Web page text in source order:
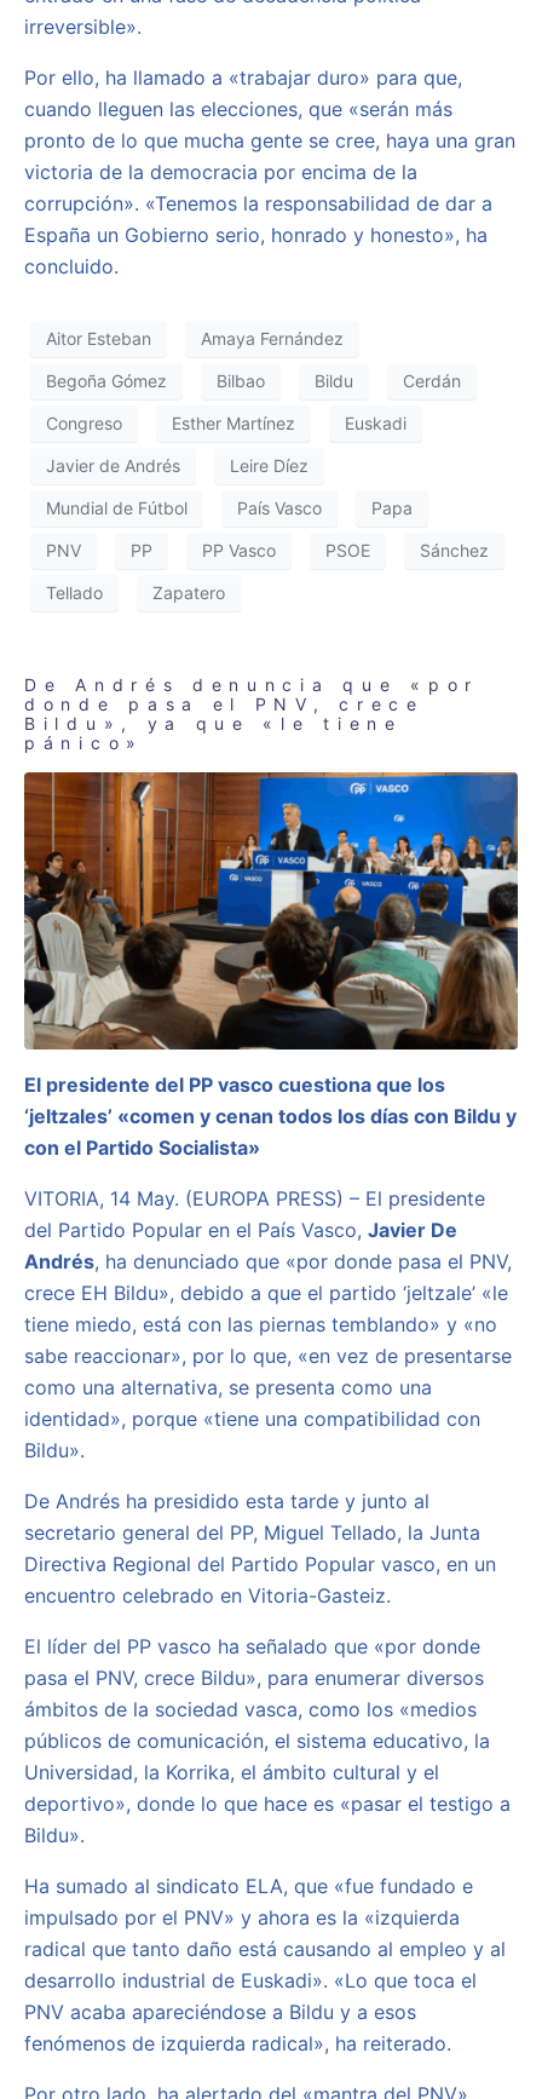
irreversible».
Por ello, ha llamado a «trabajar duro» para que,
cuando lleguen las elecciones, que «serán más
pronto de lo que mucha gente se cree, haya una gran
victoria de la democracia por encima de la
corrupción». «Tenemos la responsabilidad de dar a
España un Gobierno serio, honrado y honesto», ha
concluido.
Aitor Esteban Amaya Fernández
Begoña Gómez Bilbao Bildu Cerdán
Congreso Esther Martínez Euskadi
Javier de Andrés Leire Díez
Mundial de Fútbol País Vasco Papa
PNV PP PP Vasco PSOE Sánchez
Tellado Zapatero
De Andrés denuncia que «por
donde pasa el PNV, crece
Bildu», ya que «le tiene
pánico»
El presidente del PP vasco cuestiona que los
‘jeltzales’ «comen y cenan todos los días con Bildu y
con el Partido Socialista»
VITORIA, 14 May. (EUROPA PRESS) – El presidente
del Partido Popular en el País Vasco, Javier De
Andrés, ha denunciado que «por donde pasa el PNV,
crece EH Bildu», debido a que el partido ‘jeltzale’ «le
tiene miedo, está con las piernas temblando» y «no
sabe reaccionar», por lo que, «en vez de presentarse
como una alternativa, se presenta como una
identidad», porque «tiene una compatibilidad con
Bildu».
De Andrés ha presidido esta tarde y junto al
secretario general del PP, Miguel Tellado, la Junta
Directiva Regional del Partido Popular vasco, en un
encuentro celebrado en Vitoria-Gasteiz.
El líder del PP vasco ha señalado que «por donde
pasa el PNV, crece Bildu», para enumerar diversos
ámbitos de la sociedad vasca, como los «medios
públicos de comunicación, el sistema educativo, la
Universidad, la Korrika, el ámbito cultural y el
deportivo», donde lo que hace es «pasar el testigo a
Bildu».
Ha sumado al sindicato ELA, que «fue fundado e
impulsado por el PNV» y ahora es la «izquierda
radical que tanto daño está causando al empleo y al
desarrollo industrial de Euskadi». «Lo que toca el
PNV acaba apareciéndose a Bildu y a esos
fenómenos de izquierda radical», ha reiterado.